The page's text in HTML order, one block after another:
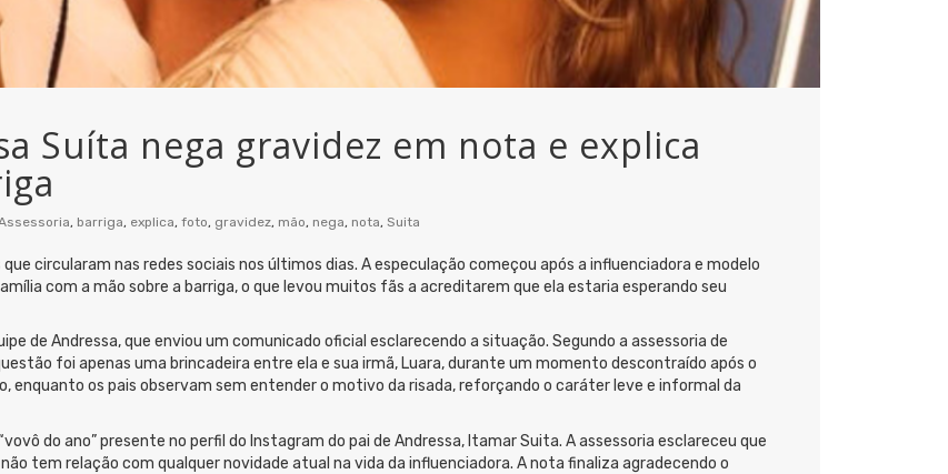
Suíta nega gravidez em nota e explica
, barriga, explica, foto, gravidez, mão, nega, nota, Suita
circularam nas redes sociais nos últimos dias. A especulação começou após a influenciadora e modelo
com a mão sobre a barriga, o que levou muitos fãs a acreditarem que ela estaria esperando seu
de Andressa, que enviou um comunicado oficial esclarecendo a situação. Segundo a assessoria de
foi apenas uma brincadeira entre ela e sua irmã, Luara, durante um momento descontraído após o
enquanto os pais observam sem entender o motivo da risada, reforçando o caráter leve e informal da
do ano” presente no perfil do Instagram do pai de Andressa, Itamar Suita. A assessoria esclareceu que
tem relação com qualquer novidade atual na vida da influenciadora. A nota finaliza agradecendo o